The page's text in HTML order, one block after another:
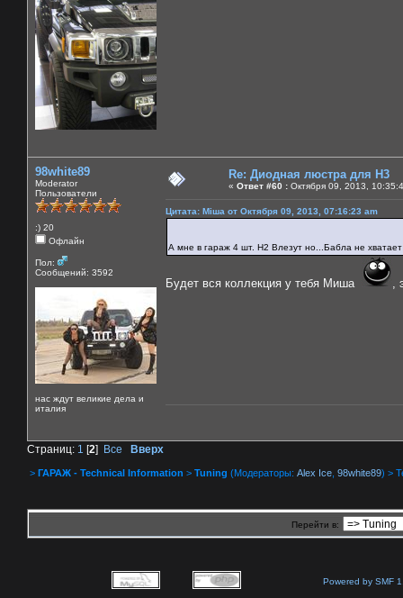
98white89
Moderator
Пользователи
:) 20
Офлайн
Пол:
Сообщений: 3592
нас ждут великие дела и
италия
Re: Диодная люстра для Н3
« Ответ #60 : Октября 09, 2013,
Цитата: Міша от Октября 09, 2013, 07:16:23 am
А мне в гараж 4 шт. Н2 Влезут но...Бабла не
Будет вся коллекция у тебя Миша
Страниц: 1 [2] Все Вверх
> ГАРАЖ - Technical Information > Tuning (Модераторы: Alex Ice 98white89) >
Перейти в:
Powered by SMF